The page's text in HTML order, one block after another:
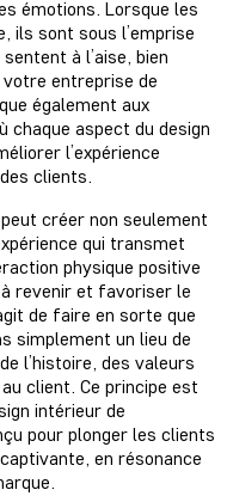
émotions. Lorsque les
ils sont sous l’emprise
à l’aise, bien
entreprise de
également aux
chaque aspect du design
l’expérience
clients.
créer non seulement
qui transmet
physique positive
revenir et favoriser le
de faire en sorte que
simplement un lieu de
l’histoire, des valeurs
client. Ce principe est
intérieur de
pour plonger les clients
en résonance